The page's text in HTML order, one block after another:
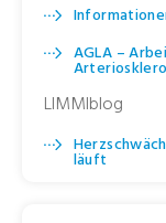
AGLA –
LIMMIblog
läuft